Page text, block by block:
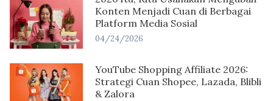
Konten Menjadi Cuan di Berbagai
Platform Media Sosial
04/24/2026
YouTube Shopping Affiliate 2026:
Strategi Cuan Shopee, Lazada, Blibli
& Zalora